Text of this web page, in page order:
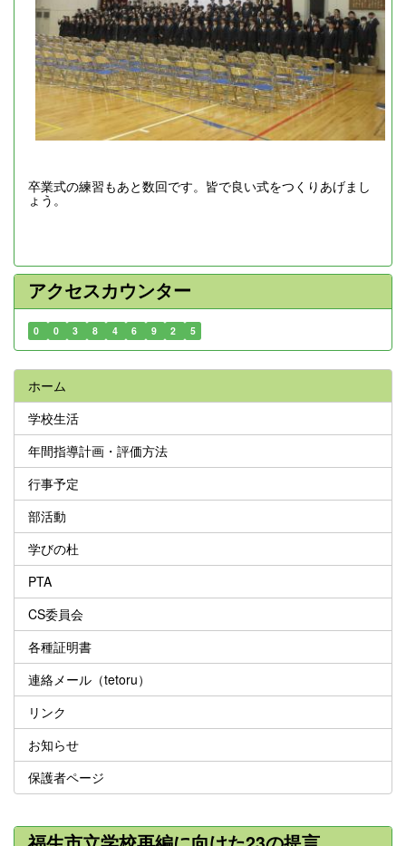
卒業式の練習もあと数回です。皆で良い式をつくりあげまし
ょう。
アクセスカウンター
0 0 3 8 4 6 9 2 5
ホーム
学校生活
年間指導計画・評価方法
行事予定
部活動
学びの杜
PTA
CS委員会
各種証明書
連絡メール（tetoru）
リンク
お知らせ
保護者ページ